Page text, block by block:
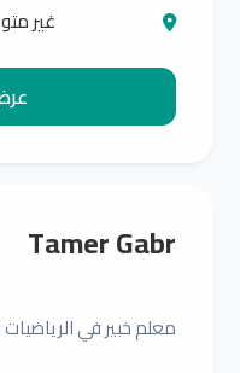
غير
Tamer Gabr
معلم خبير في